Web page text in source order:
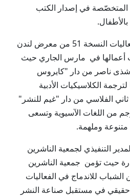
المتخصّصة في إصدار الكتب
كما شاركت الجمعية في فعاليات النسخة 51 من معرض لندن
أعمالها في مارس الجاري حيث
ناصر من دار "كايروس
الكلاسيكيات الأدبية
ثاني الفلاسي من دار "غيم للنشر"
من اللغات الآسيوية وتسعى
وملهمة.
التنفيذي لجمعية الناشرين
حيث تؤمن جمعية الناشرين
الشباب للاندماج في الفعاليات
حقيقي في مستقبل صناعة النشر